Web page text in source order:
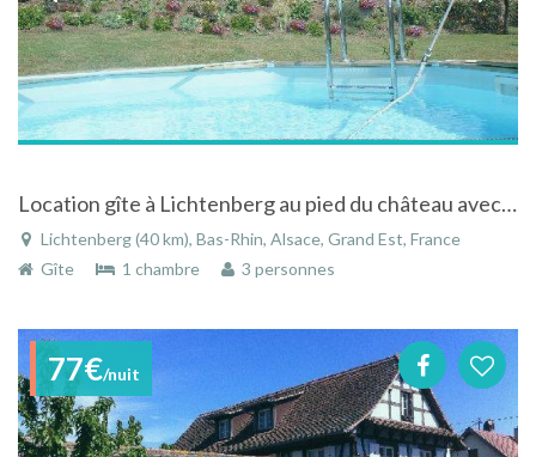
Location gîte à Lichtenberg au pied du château avec piscine et superbe vue sur forêt
Lichtenberg (40 km), Bas-Rhin, Alsace, Grand Est, France
Gîte
1 chambre 3 personnes
77€/nuit